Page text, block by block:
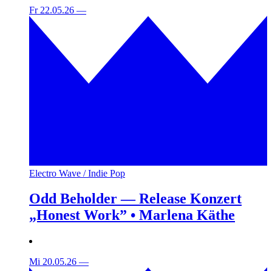
Fr 22.05.26 —
Electro Wave / Indie Pop
Odd Beholder — Release Konzert
„Honest Work” • Marlena Käthe
Mi 20.05.26 —